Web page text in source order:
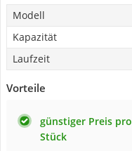
Modell
Kapazität
Laufzeit
Vorteile
günstiger Preis pro
Stück